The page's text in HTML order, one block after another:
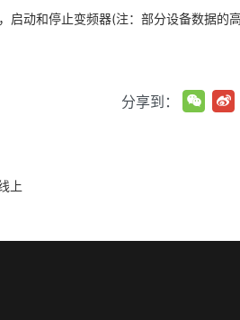
启动和停止变频器(注：部分设备数据的
分享到：
上